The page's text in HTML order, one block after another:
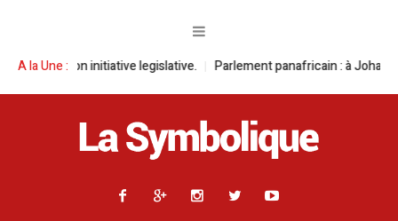
A la Une :legislative. Parlement panafricain : à Johannesburg, Aimé